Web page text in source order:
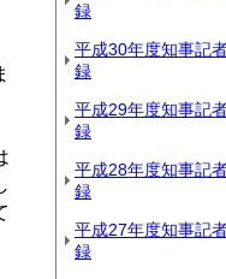
録
平成30年度知事記
録
平成29年度知事記
録
平成28年度知事記
録
平成27年度知事記
録